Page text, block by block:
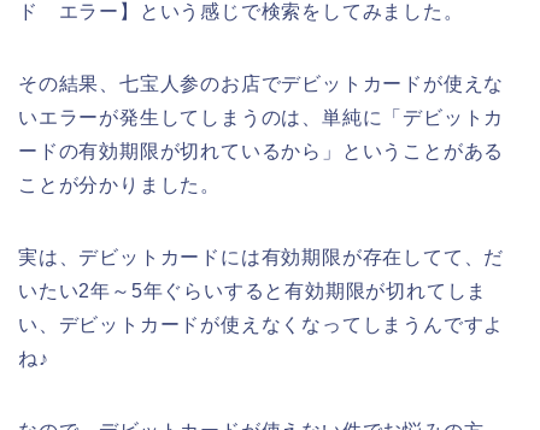
ド エラー】という感じで検索をしてみました。
その結果、七宝人参のお店でデビットカードが使えな
いエラーが発生してしまうのは、単純に「デビットカ
ードの有効期限が切れているから」ということがある
ことが分かりました。
実は、デビットカードには有効期限が存在してて、だ
いたい2年～5年ぐらいすると有効期限が切れてしま
い、デビットカードが使えなくなってしまうんですよ
ね♪